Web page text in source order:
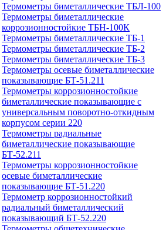
Термометры биметаллические ТБЛ-100
Термометры биметаллические
коррозионностойкие ТБН-100К
Термометры биметаллические ТБ-1
Термометры биметаллические ТБ-2
Термометры биметаллические ТБ-3
Термометры осевые биметаллические
показывающие БТ-51.211
Термометры коррозионностойкие
биметаллические показывающие с
универсальным поворотно-откидным
корпусом серии 220
Термометры радиальные
биметаллические показывающие
БТ-52.211
Термометры коррозионностойкие
осевые биметаллические
показывающие БТ-51.220
Термометр коррозионностойкий
радиальный биметаллический
показывающий БТ-52.220